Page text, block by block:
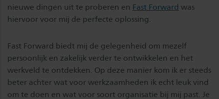
nieuwe dingen uit te proberen en Fast Forward was
hiervoor voor mij de perfecte oplossing.
Fast Forward biedt mij de gelegenheid om mezelf
persoonlijk en zakelijk verder te ontwikkelen en het
werkveld te ontdekken. Op deze manier kom ik er steeds
beter achter wat voor werkzaamheden ik echt leuk vind
om te doen en wat voor soort organisatie bij mij past. Je